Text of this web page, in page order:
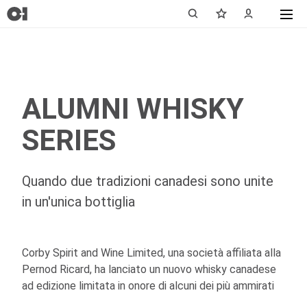
ALUMNI WHISKY
SERIES
Quando due tradizioni canadesi sono unite
in un'unica bottiglia
Corby Spirit and Wine Limited, una società affiliata alla
Pernod Ricard, ha lanciato un nuovo whisky canadese
ad edizione limitata in onore di alcuni dei più ammirati